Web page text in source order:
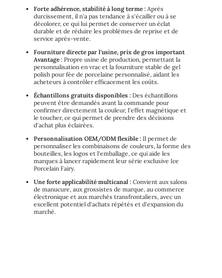
Forte adhérence, stabilité à long terme : Après
durcissement, il n'a pas tendance à s'écailler ou à se
décolorer, ce qui lui permet de conserver un éclat
durable et de réduire les problèmes de reprise et de
service après-vente.
Fourniture directe par l'usine, prix de gros important
Avantage : Propre usine de production, permettant la
personnalisation en vrac et la fourniture stable de gel
polish pour fée de porcelaine personnalisé, aidant les
acheteurs à contrôler efficacement les coûts.
Échantillons gratuits disponibles : Des échantillons
peuvent être demandés avant la commande pour
confirmer directement la couleur, l'effet magnétique et
le toucher, ce qui permet de prendre des décisions
d'achat plus éclairées.
Personnalisation OEM/ODM flexible : Il permet de
personnaliser les combinaisons de couleurs, la forme des
bouteilles, les logos et l'emballage, ce qui aide les
marques à lancer rapidement leur série exclusive Ice
Porcelain Fairy.
Une forte applicabilité multicanal : Convient aux salons
de manucure, aux grossistes de marque, au commerce
électronique et aux marchés transfrontaliers, avec un
excellent potentiel d'achats répétés et d'expansion du
marché.